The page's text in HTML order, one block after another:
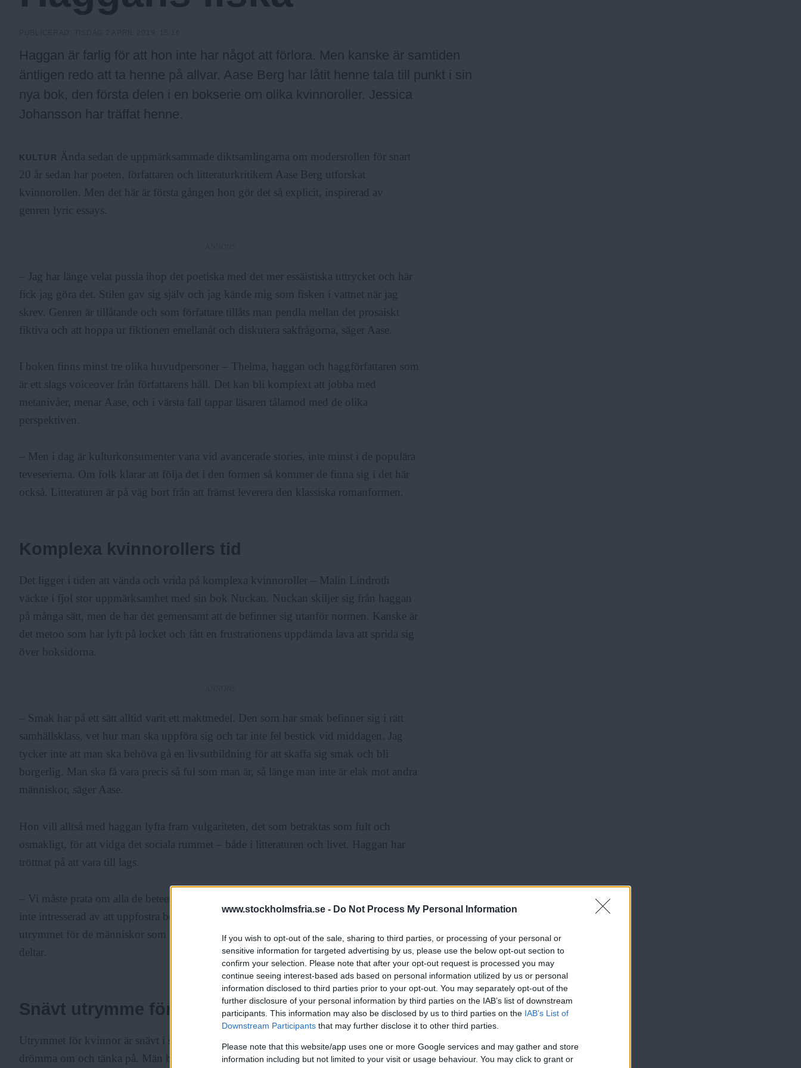
www.stockholmsfria.se - Do Not Process My Personal Information
If you wish to opt-out of the sale, sharing to third parties, or processing of your personal or
sensitive information for targeted advertising by us, please use the below opt-out section to
confirm your selection. Please note that after your opt-out request is processed you may
continue seeing interest-based ads based on personal information utilized by us or personal
information disclosed to third parties prior to your opt-out. You may separately opt-out of the
further disclosure of your personal information by third parties on the IAB’s list of downstream
participants. This information may also be disclosed by us to third parties on the IAB’s List of
Downstream Participants that may further disclose it to other third parties.
Please note that this website/app uses one or more Google services and may gather and store
information including but not limited to your visit or usage behaviour. You may click to grant or
k
h
o
l
m
s
F
r
i
a
Haggan är farlig för att hon inte har något att förlora. Men kanske är samtiden
äntligen redo att ta henne på allvar. Aase Berg har låtit henne tala till punkt i sin
nya bok, den första delen i en bokserie om olika kvinnoroller. Jessica
Johansson har träffat henne.
KULTUR
Ända sedan de uppmärksammade diktsamlingarna om modersrollen för snart
20 år sedan har poeten, författaren och litteraturkritikern Aase Berg utforskat
kvinnorollen. Men det här är första gången hon gör det så explicit, inspirerad av
genren lyric essays.
– Jag har länge velat pussla ihop det poetiska med det mer essäistiska uttrycket och här
fick jag göra det. Stilen gav sig själv och jag kände mig som fisken i vattnet när jag
skrev. Genren är tillåtande och som författare tillåts man pendla mellan det prosaiskt
fiktiva och att hoppa ur fiktionen emellanåt och diskutera sakfrågorna, säger Aase.
I boken finns minst tre olika huvudpersoner – Thelma, haggan och haggförfattaren som
är ett slags voiceover från författarens håll. Det kan bli komplext att jobba med
metanivåer, menar Aase, och i värsta fall tappar läsaren tålamod med de olika
perspektiven.
– Men i dag är kulturkonsumenter vana vid avancerade stories, inte minst i de populära
teveserierna. Om folk klarar att följa det i den formen så kommer de finna sig i det här
också. Litteraturen är på väg bort från att främst leverera den klassiska romanformen.
Komplexa kvinnorollers tid
Det ligger i tiden att vända och vrida på komplexa kvinnoroller – Malin Lindroth
väckte i fjol stor uppmärksamhet med sin bok Nuckan. Nuckan skiljer sig från haggan
på många sätt, men de har det gemensamt att de befinner sig utanför normen. Kanske är
det metoo som har lyft på locket och fått en frustrationens uppdämda lava att sprida sig
över boksidorna.
– Smak har på ett sätt alltid varit ett maktmedel. Den som har smak befinner sig i rätt
samhällsklass, vet hur man ska uppföra sig och tar inte fel bestick vid middagen. Jag
tycker inte att man ska behöva gå en livsutbildning för att skaffa sig smak och bli
borgerlig. Man ska få vara precis så ful som man är, så länge man inte är elak mot andra
människor, säger Aase.
Hon vill alltså med haggan lyfta fram vulgariteten, det som betraktas som fult och
osmakligt, för att vidga det sociala rummet – både i litteraturen och livet. Haggan har
tröttnat på att vara till lags.
– Vi måste prata om alla de beteenden och känslor som inte riktigt är accepterade. Jag är
inte intresserad av att uppfostra borgarbrackor med den här boken, snarare vill jag vidga
utrymmet för de människor som betraktas som onormala. Jag vill få dem att känna att de
deltar.
Snävt utrymme för drömmar
Utrymmet för kvinnor är snävt i samhället – till och med utrymmet för vad de tillåts
drömma om och tänka på. Män har friheten i att försöka erövra världen på olika sätt och